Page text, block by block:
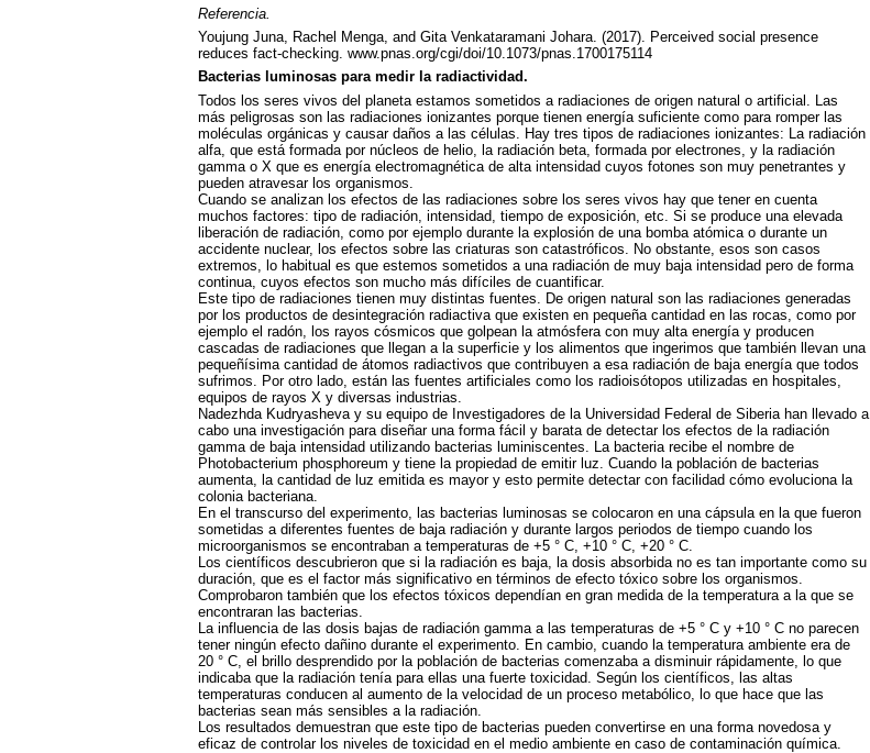
Referencia.
Youjung Juna, Rachel Menga, and Gita Venkataramani Johara. (2017). Perceived social presence
reduces fact-checking. www.pnas.org/cgi/doi/10.1073/pnas.1700175114
Bacterias luminosas para medir la radiactividad.
Todos los seres vivos del planeta estamos sometidos a radiaciones de origen natural o artificial. Las
más peligrosas son las radiaciones ionizantes porque tienen energía suficiente como para romper las
moléculas orgánicas y causar daños a las células. Hay tres tipos de radiaciones ionizantes: La radiación
alfa, que está formada por núcleos de helio, la radiación beta, formada por electrones, y la radiación
gamma o X que es energía electromagnética de alta intensidad cuyos fotones son muy penetrantes y
pueden atravesar los organismos.
Cuando se analizan los efectos de las radiaciones sobre los seres vivos hay que tener en cuenta
muchos factores: tipo de radiación, intensidad, tiempo de exposición, etc. Si se produce una elevada
liberación de radiación, como por ejemplo durante la explosión de una bomba atómica o durante un
accidente nuclear, los efectos sobre las criaturas son catastróficos. No obstante, esos son casos
extremos, lo habitual es que estemos sometidos a una radiación de muy baja intensidad pero de forma
continua, cuyos efectos son mucho más difíciles de cuantificar.
Este tipo de radiaciones tienen muy distintas fuentes. De origen natural son las radiaciones generadas
por los productos de desintegración radiactiva que existen en pequeña cantidad en las rocas, como por
ejemplo el radón, los rayos cósmicos que golpean la atmósfera con muy alta energía y producen
cascadas de radiaciones que llegan a la superficie y los alimentos que ingerimos que también llevan una
pequeñísima cantidad de átomos radiactivos que contribuyen a esa radiación de baja energía que todos
sufrimos. Por otro lado, están las fuentes artificiales como los radioisótopos utilizadas en hospitales,
equipos de rayos X y diversas industrias.
Nadezhda Kudryasheva y su equipo de Investigadores de la Universidad Federal de Siberia han llevado a
cabo una investigación para diseñar una forma fácil y barata de detectar los efectos de la radiación
gamma de baja intensidad utilizando bacterias luminiscentes. La bacteria recibe el nombre de
Photobacterium phosphoreum y tiene la propiedad de emitir luz. Cuando la población de bacterias
aumenta, la cantidad de luz emitida es mayor y esto permite detectar con facilidad cómo evoluciona la
colonia bacteriana.
En el transcurso del experimento, las bacterias luminosas se colocaron en una cápsula en la que fueron
sometidas a diferentes fuentes de baja radiación y durante largos periodos de tiempo cuando los
microorganismos se encontraban a temperaturas de +5 ° C, +10 ° C, +20 ° C.
Los científicos descubrieron que si la radiación es baja, la dosis absorbida no es tan importante como su
duración, que es el factor más significativo en términos de efecto tóxico sobre los organismos.
Comprobaron también que los efectos tóxicos dependían en gran medida de la temperatura a la que se
encontraran las bacterias.
La influencia de las dosis bajas de radiación gamma a las temperaturas de +5 ° C y +10 ° C no parecen
tener ningún efecto dañino durante el experimento. En cambio, cuando la temperatura ambiente era de
20 ° C, el brillo desprendido por la población de bacterias comenzaba a disminuir rápidamente, lo que
indicaba que la radiación tenía para ellas una fuerte toxicidad. Según los científicos, las altas
temperaturas conducen al aumento de la velocidad de un proceso metabólico, lo que hace que las
bacterias sean más sensibles a la radiación.
Los resultados demuestran que este tipo de bacterias pueden convertirse en una forma novedosa y
eficaz de controlar los niveles de toxicidad en el medio ambiente en caso de contaminación química.